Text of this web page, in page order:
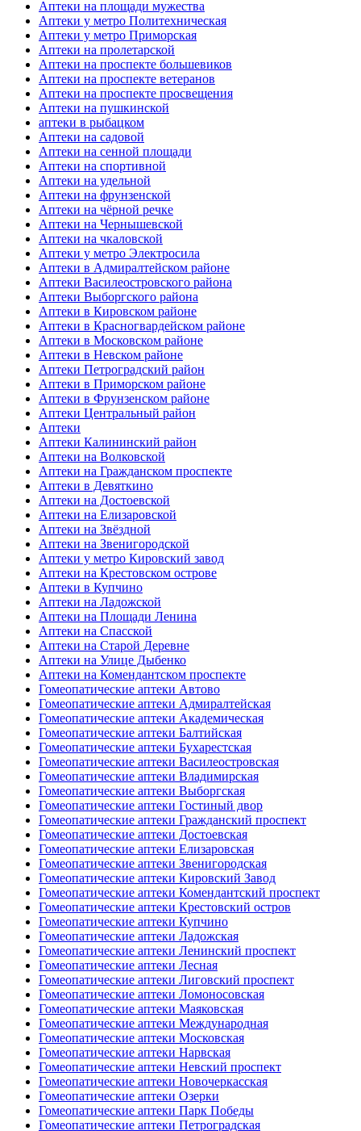
Аптеки на площади мужества
Аптеки у метро Политехническая
Аптеки у метро Приморская
Аптеки на пролетарской
Аптеки на проспекте большевиков
Аптеки на проспекте ветеранов
Аптеки на проспекте просвещения
Аптеки на пушкинской
аптеки в рыбацком
Аптеки на садовой
Аптеки на сенной площади
Аптеки на спортивной
Аптеки на удельной
Аптеки на фрунзенской
Аптеки на чёрной речке
Аптеки на Чернышевской
Аптеки на чкаловской
Аптеки у метро Электросила
Аптеки в Адмиралтейском районе
Аптеки Василеостровского района
Аптеки Выборгского района
Аптеки в Кировском районе
Аптеки в Красногвардейском районе
Аптеки в Московском районе
Аптеки в Невском районе
Аптеки Петроградский район
Аптеки в Приморском районе
Аптеки в Фрунзенском районе
Аптеки Центральный район
Аптеки
Аптеки Калининский район
Аптеки на Волковской
Аптеки на Гражданском проспекте
Аптеки в Девяткино
Аптеки на Достоевской
Аптеки на Елизаровской
Аптеки на Звёздной
Аптеки на Звенигородской
Аптеки у метро Кировский завод
Аптеки на Крестовском острове
Аптеки в Купчино
Аптеки на Ладожской
Аптеки на Площади Ленина
Аптеки на Спасской
Аптеки на Старой Деревне
Аптеки на Улице Дыбенко
Аптеки на Комендантском проспекте
Гомеопатические аптеки Автово
Гомеопатические аптеки Адмиралтейская
Гомеопатические аптеки Академическая
Гомеопатические аптеки Балтийская
Гомеопатические аптеки Бухарестская
Гомеопатические аптеки Василеостровская
Гомеопатические аптеки Владимирская
Гомеопатические аптеки Выборгская
Гомеопатические аптеки Гостиный двор
Гомеопатические аптеки Гражданский проспект
Гомеопатические аптеки Достоевская
Гомеопатические аптеки Елизаровская
Гомеопатические аптеки Звенигородская
Гомеопатические аптеки Кировский Завод
Гомеопатические аптеки Комендантский проспект
Гомеопатические аптеки Крестовский остров
Гомеопатические аптеки Купчино
Гомеопатические аптеки Ладожская
Гомеопатические аптеки Ленинский проспект
Гомеопатические аптеки Лесная
Гомеопатические аптеки Лиговский проспект
Гомеопатические аптеки Ломоносовская
Гомеопатические аптеки Маяковская
Гомеопатические аптеки Международная
Гомеопатические аптеки Московская
Гомеопатические аптеки Нарвская
Гомеопатические аптеки Невский проспект
Гомеопатические аптеки Новочеркасская
Гомеопатические аптеки Озерки
Гомеопатические аптеки Парк Победы
Гомеопатические аптеки Петроградская